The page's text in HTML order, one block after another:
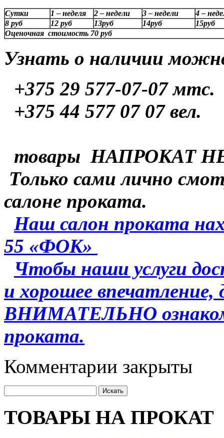
Сутки 1 – неделя 2 – недели 3 – недели
4 –
8 руб
12 руб 13руб 14руб
15руб
Оценочная стоимость 70 руб
Узнать о наличии
+375 29 577-07-07 мтс.
+375 44 577 07 07 вел.
товары НАПРОКАТ
Только сами лично
салоне проката.
Наш салон проката
55 «ФОК»
Чтобы наши услуги
и хорошее впечатление,
ВНИМАТЕЛЬНО
проката.
Комментарии закрыты
ТОВАРЫ НА ПРОКАТ